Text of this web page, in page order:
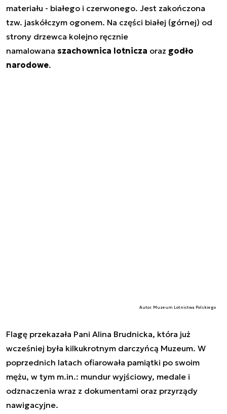
materiału - białego i czerwonego. Jest zakończona
tzw. jaskółczym ogonem. Na części białej (górnej) od
strony drzewca kolejno ręcznie
namalowana szachownica lotnicza oraz godło
narodowe.
Autor. Muzeum Lotnictwa Polskiego
Flagę przekazała Pani Alina Brudnicka, która już
wcześniej była kilkukrotnym darczyńcą Muzeum. W
poprzednich latach ofiarowała pamiątki po swoim
mężu, w tym m.in.: mundur wyjściowy, medale i
odznaczenia wraz z dokumentami oraz przyrządy
nawigacyjne.